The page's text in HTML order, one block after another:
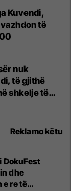
Kuvendi,
të
nuk
të gjithë
shkelje të
Reklamo këtu
DokuFest
dhe
e re të